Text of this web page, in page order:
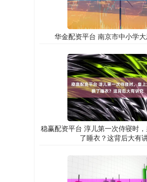
华金配资平台 南京市中小学
稳赢配资平台 淳儿第一次侍寝时
了睡衣？这背后大有